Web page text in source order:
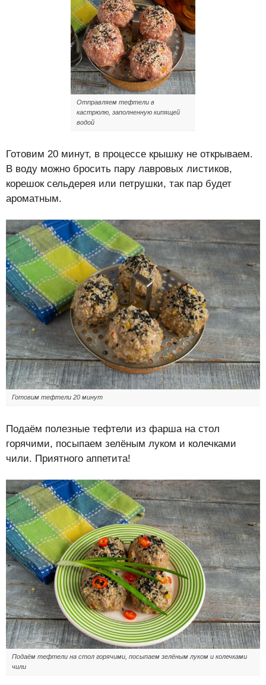
Отправляем тефтели в
кастрюлю, заполненную кипящей
водой
Готовим 20 минут, в процессе крышку не открываем.
В воду можно бросить пару лавровых листиков,
корешок сельдерея или петрушки, так пар будет
ароматным.
Готовим тефтели 20 минут
Подаём полезные тефтели из фарша на стол
горячими, посыпаем зелёным луком и колечками
чили. Приятного аппетита!
Подаём тефтели на стол горячими, посыпаем зелёным луком и колечками
чили